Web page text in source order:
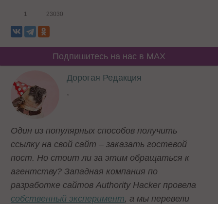
1 23030
Подпишитесь на нас в MAX
Дорогая Редакция
,
Один из популярных способов получить
ссылку на свой сайт – заказать гостевой
пост. Но стоит ли за этим обращаться к
агентству? Западная компания по
разработке сайтов Authority Hacker провела
собственный эксперимент, а мы перевели